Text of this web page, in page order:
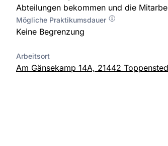
Abteilungen bekommen und die
Mögliche Praktikumsdauer
Keine Begrenzung
Arbeitsort
Am Gänsekamp 14A, 21442